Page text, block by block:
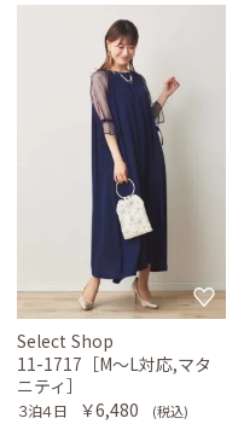
Select Shop
11-1717［M〜L対応,マタ
ニティ］
３泊４日 ￥6,480 (税込)